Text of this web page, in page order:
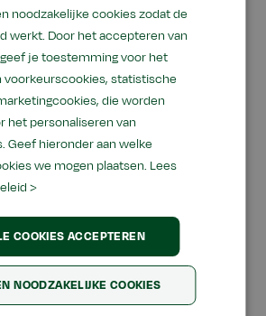
wat gewoon uit de grond
kan zien”. De kwaliteit van
de community die wordt
samen het succes.
en keuzevrijheid
meegewerkt hebben aan het
niet betrokken willen zijn bij
hechten sterk aan hun
flexibiliteit als het gaat om de
noodzakelijke cookies zodat de
werkt. Door het accepteren van
je toestemming voor het
voorkeurscookies, statistische
die worden
het personaliseren van
Geef hieronder aan welke
we mogen plaatsen. Lees
>
COOKIES ACCEPTEREN
NOODZAKELIJKE COOKIES